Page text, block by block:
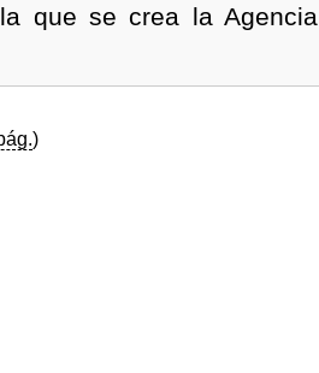
que se crea la Agencia
)